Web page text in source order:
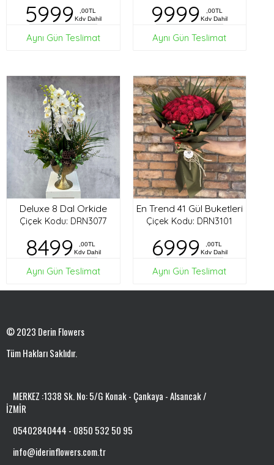
5999
,00TL
Kdv Dahil
Aynı Gün Teslimat
9999
,00TL
Kdv Dahil
Aynı Gün Teslimat
Deluxe 8 Dal Orkide
Çiçek Kodu: DRN3077
8499
,00TL
Kdv Dahil
Aynı Gün Teslimat
En Trend 41 Gül Buketleri
Çiçek Kodu: DRN3101
6999
,00TL
Kdv Dahil
Aynı Gün Teslimat
© 2023 Derin Flowers
Tüm Hakları Saklıdır.
MERKEZ :1338 Sk. No: 5/G Konak - Çankaya - Alsancak /
İZMİR
05402840444 - 0850 532 50 95
info@iderinflowers.com.tr